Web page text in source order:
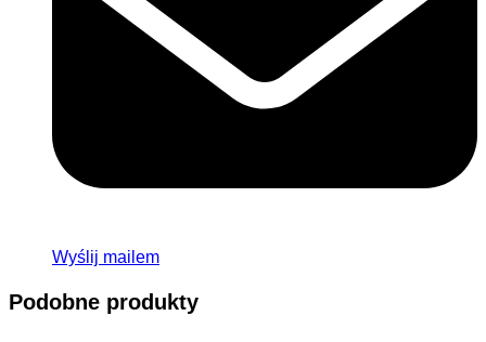
Wyślij mailem
Podobne produkty